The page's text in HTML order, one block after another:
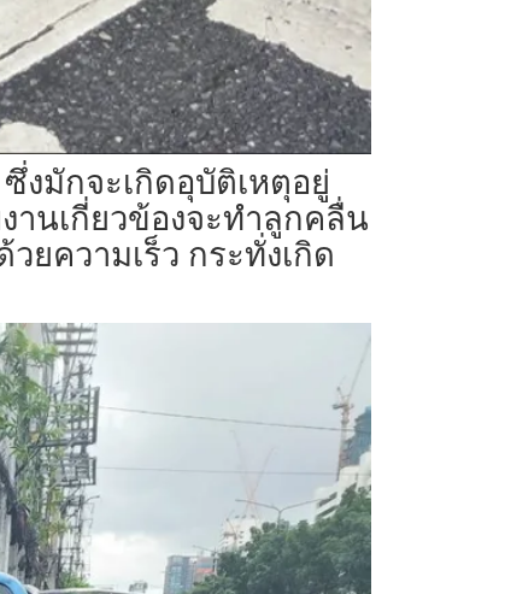
งมักจะเกิดอุบัติเหตุอยู่
านเกี่ยวข้องจะทำลูกคลื่น
ความเร็ว กระทั่งเกิด